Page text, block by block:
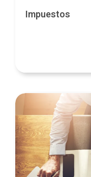
Impuestos